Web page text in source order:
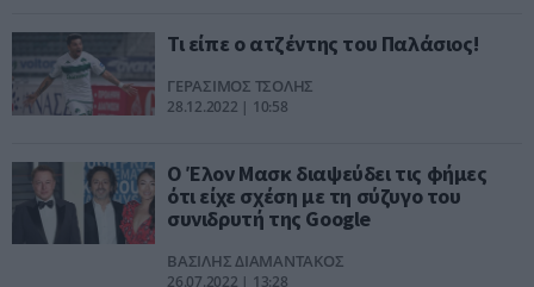
Τι είπε ο ατζέντης του Παλάσιος!
ΓΕΡΑΣΙΜΟΣ ΤΣΟΛΗΣ
28.12.2022 | 10:58
Ο Έλον Μασκ διαψεύδει τις φήμες
ότι είχε σχέση με τη σύζυγο του
συνιδρυτή της Google
ΒΑΣΙΛΗΣ ΔΙΑΜΑΝΤΑΚΟΣ
26.07.2022 | 13:28